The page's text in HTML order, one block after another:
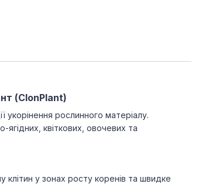
(ClonPlant)
укорінення рослинного матеріалу.
квіткових, овочевих та
клітин у зонах росту коренів та швидке